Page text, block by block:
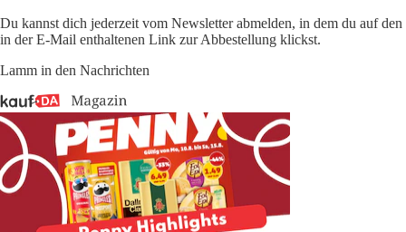
Du kannst dich jederzeit vom Newsletter abmelden, in dem du auf den
in der E-Mail enthaltenen Link zur Abbestellung klickst.
Lamm in den Nachrichten